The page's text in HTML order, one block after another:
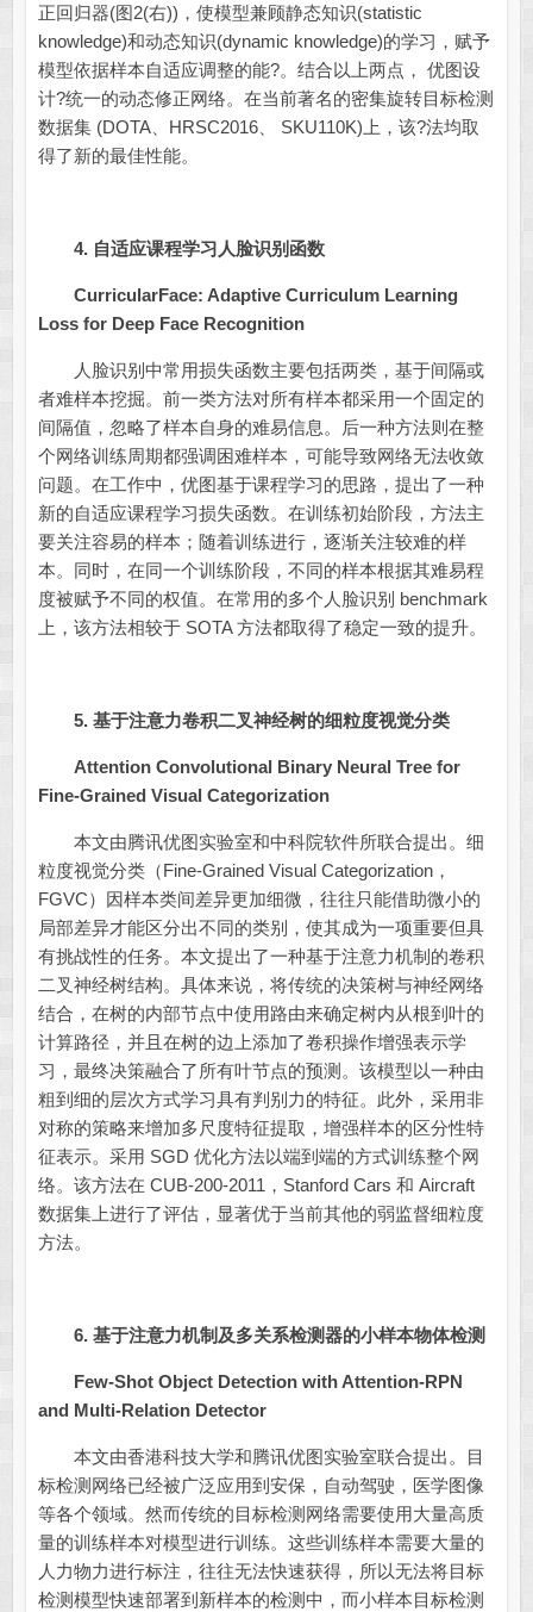
正回归器(图2(右))，使模型兼顾静态知识(statistic
knowledge)和动态知识(dynamic knowledge)的学习，赋予
模型依据样本自适应调整的能?。结合以上两点， 优图设
计?统一的动态修正网络。在当前著名的密集旋转目标检测
数据集 (DOTA、HRSC2016、 SKU110K)上，该?法均取
得了新的最佳性能。
4. 自适应课程学习人脸识别函数
CurricularFace: Adaptive Curriculum Learning
Loss for Deep Face Recognition
人脸识别中常用损失函数主要包括两类，基于间隔或
者难样本挖掘。前一类方法对所有样本都采用一个固定的
间隔值，忽略了样本自身的难易信息。后一种方法则在整
个网络训练周期都强调困难样本，可能导致网络无法收敛
问题。在工作中，优图基于课程学习的思路，提出了一种
新的自适应课程学习损失函数。在训练初始阶段，方法主
要关注容易的样本；随着训练进行，逐渐关注较难的样
本。同时，在同一个训练阶段，不同的样本根据其难易程
度被赋予不同的权值。在常用的多个人脸识别 benchmark
上，该方法相较于 SOTA 方法都取得了稳定一致的提升。
5. 基于注意力卷积二叉神经树的细粒度视觉分类
Attention Convolutional Binary Neural Tree for
Fine-Grained Visual Categorization
本文由腾讯优图实验室和中科院软件所联合提出。细
粒度视觉分类（Fine-Grained Visual Categorization，
FGVC）因样本类间差异更加细微，往往只能借助微小的
局部差异才能区分出不同的类别，使其成为一项重要但具
有挑战性的任务。本文提出了一种基于注意力机制的卷积
二叉神经树结构。具体来说，将传统的决策树与神经网络
结合，在树的内部节点中使用路由来确定树内从根到叶的
计算路径，并且在树的边上添加了卷积操作增强表示学
习，最终决策融合了所有叶节点的预测。该模型以一种由
粗到细的层次方式学习具有判别力的特征。此外，采用非
对称的策略来增加多尺度特征提取，增强样本的区分性特
征表示。采用 SGD 优化方法以端到端的方式训练整个网
络。该方法在 CUB-200-2011，Stanford Cars 和 Aircraft
数据集上进行了评估，显著优于当前其他的弱监督细粒度
方法。
6. 基于注意力机制及多关系检测器的小样本物体检测
Few-Shot Object Detection with Attention-RPN
and Multi-Relation Detector
本文由香港科技大学和腾讯优图实验室联合提出。目
标检测网络已经被广泛应用到安保，自动驾驶，医学图像
等各个领域。然而传统的目标检测网络需要使用大量高质
量的训练样本对模型进行训练。这些训练样本需要大量的
人力物力进行标注，往往无法快速获得，所以无法将目标
检测模型快速部署到新样本的检测中，而小样本目标检测